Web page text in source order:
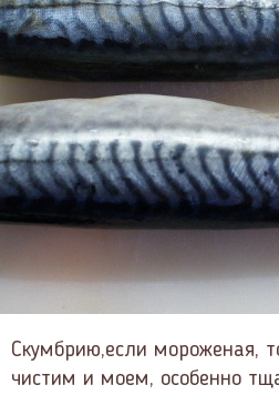
Скумбрию,если мороженая,
чистим и моем, особенно